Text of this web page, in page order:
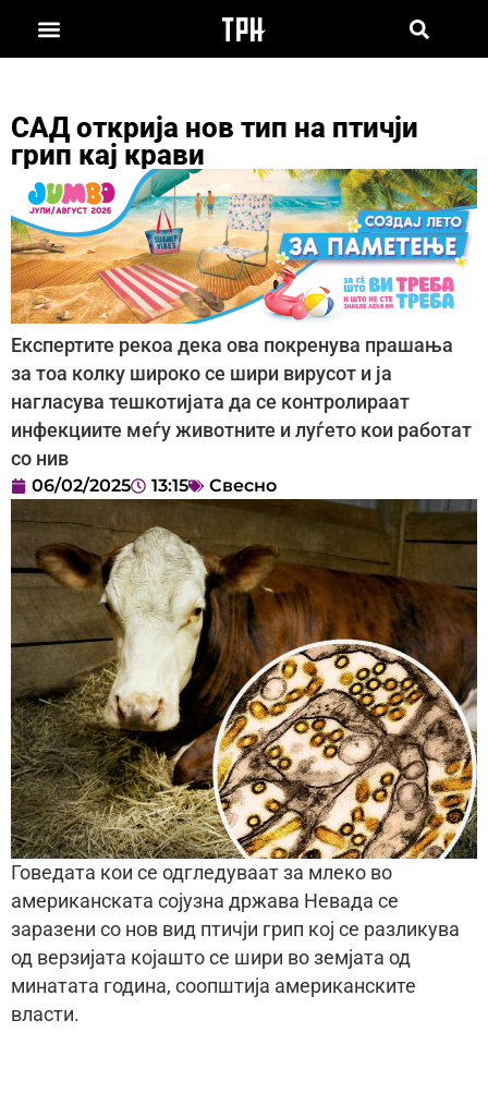
САД открија нов тип на птичји
грип кај крави
Експертите рекоа дека ова покренува прашања
за тоа колку широко се шири вирусот и ја
нагласува тешкотијата да се контролираат
инфекциите меѓу животните и луѓето кои работат
со нив
06/02/2025 13:15 Свесно
Говедата кои се одгледуваат за млеко во
американската сојузна држава Невада се
заразени со нов вид птичји грип кој се разликува
од верзијата којашто се шири во земјата од
минатата година, соопштија американските
власти.